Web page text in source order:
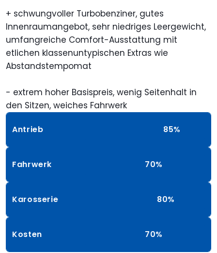
+ schwungvoller Turbobenziner, gutes
Innenraumangebot, sehr niedriges Leergewicht,
umfangreiche Comfort-Ausstattung mit
etlichen klassenuntypischen Extras wie
Abstandstempomat
- extrem hoher Basispreis, wenig Seitenhalt in
den Sitzen, weiches Fahrwerk
Antrieb 85%
Fahrwerk 70%
Karosserie 80%
Kosten 70%